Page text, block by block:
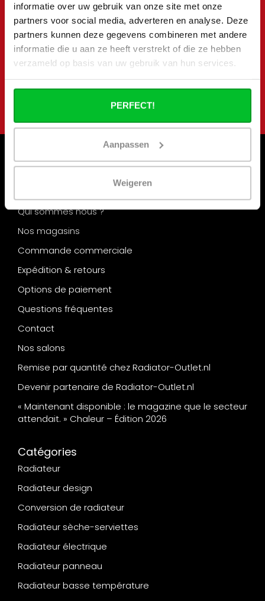
informatie over uw gebruik van onze site met onze
partners voor social media, adverteren en analyse. Deze
partners kunnen deze gegevens combineren met andere
informatie die u aan ze heeft verstrekt of die ze hebben
verzameld op basis van uw gebruik van hun services.
PERFECT!
Aanpassen
Weigeren
Meld je aan voor onze
nieuwsbrief
Blijf op de hoogte van onze laatste acties en
aanbiedingen
S'abonner
Vacances de la construction
Qui sommes nous ?
Nos magasins
Commande commerciale
Expédition & retours
Options de paiement
Questions fréquentes
Contact
Nos salons
Remise par quantité chez Radiator-Outlet.nl
Devenir partenaire de Radiator-Outlet.nl
« Maintenant disponible : le magazine que le secteur
attendait. » Chaleur – Édition 2026
Catégories
Radiateur
Radiateur design
Conversion de radiateur
Radiateur sèche-serviettes
Radiateur électrique
Radiateur panneau
Radiateur basse température